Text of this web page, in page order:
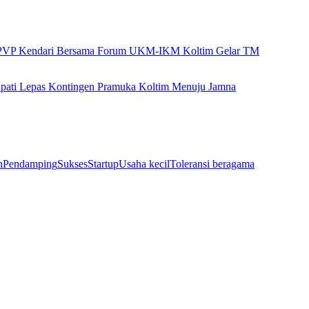
Kendari Bersama Forum UKM-IKM Koltim Gelar TM
Lepas Kontingen Pramuka Koltim Menuju Jamna
PendampingSuksesStartupUsaha kecilToleransi beragama